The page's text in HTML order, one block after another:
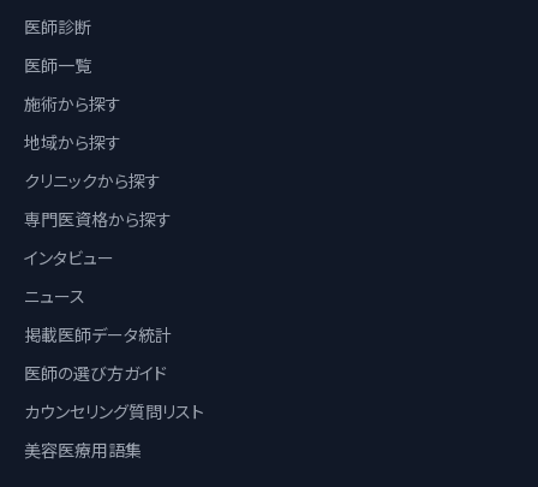
医師診断
医師一覧
施術から探す
地域から探す
クリニックから探す
専門医資格から探す
インタビュー
ニュース
掲載医師データ統計
医師の選び方ガイド
カウンセリング質問リスト
美容医療用語集